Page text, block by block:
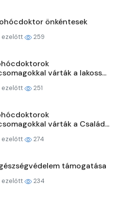
önkéntesek
ezelőtt 259
várták a lakoss...
ezelőtt 251
várták a Család...
ezelőtt 274
támogatása
ezelőtt 234